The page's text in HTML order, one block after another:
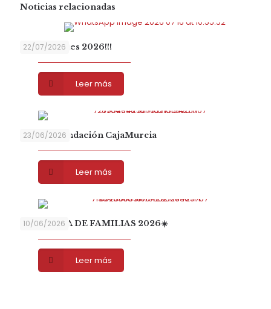
Noticias relacionadas
22/07/2026
Hemopeques 2026!!!
Leer más
23/06/2026
Gracias Fundación CajaMurcia
Leer más
10/06/2026
☀️ ESCUELA DE FAMILIAS 2026☀️
Leer más